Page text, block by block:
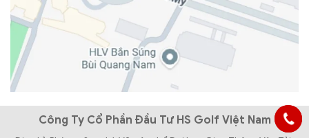
Công Ty Cổ Phần Đầu Tư HS Golf Việt Nam